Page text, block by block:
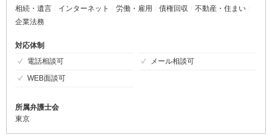
微妙であるケースも少なくないので、セーフティを設けるためモザイ
ク処理等で対応するケースが多いのでしょう。 逆にそのような対応
者側が黙認しているに過ぎないというケースであると思われます。
存の商品を使用する方法ではなく、架空の商品を題材にするといった
方法をとっていただくと、上記のような点を気にせずに制作に集中し
相続・遺言
インターネット 労働・雇用 債権回収
不動産・住まい
企業法務
対応体制
電話相談可
メール相談可
WEB面談可
所属弁護士会
東京